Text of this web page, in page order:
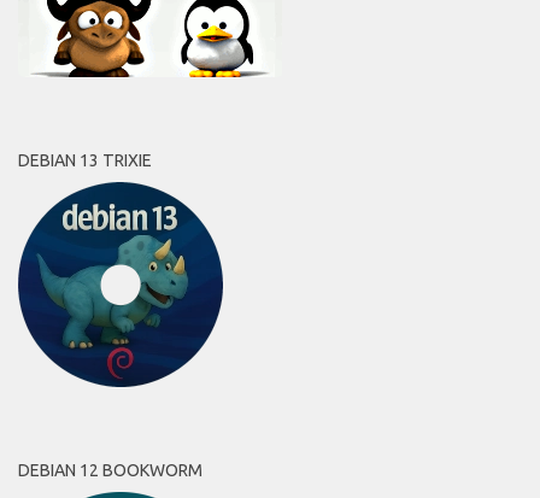
DEBIAN 13 TRIXIE
DEBIAN 12 BOOKWORM